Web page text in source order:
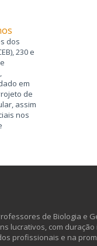
dos
230 e
em
de
assim
nos
de Biologia e
lucrativos, com
profissionais e na